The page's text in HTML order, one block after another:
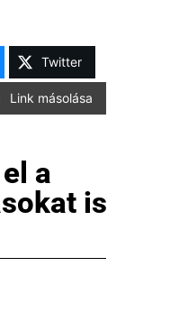
Twitter
Link másolása
a
is